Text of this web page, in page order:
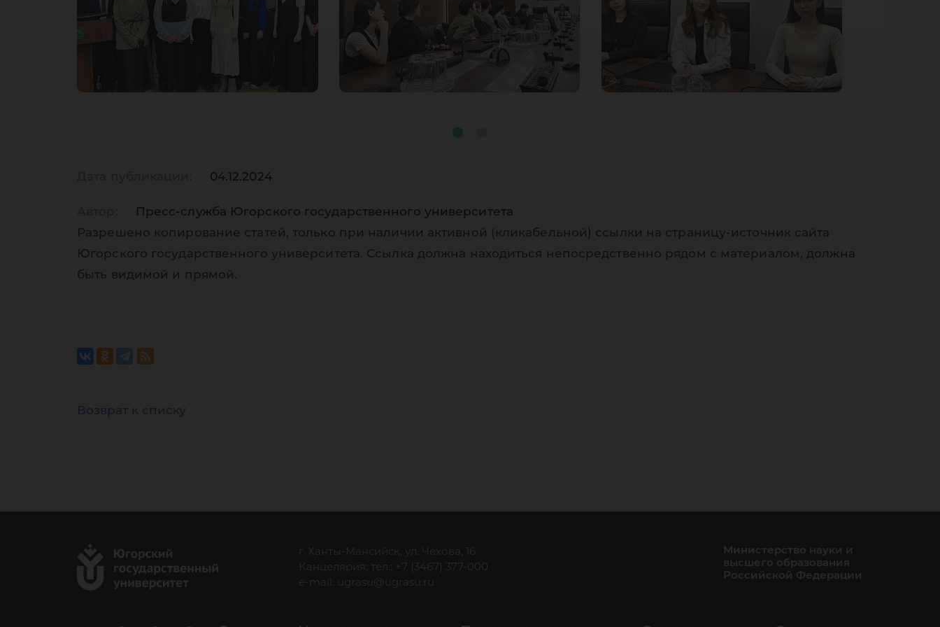
04.12.2024
Пресс-служба Югорского государственного университета
Разрешено копирование статей, только при наличии активной (кликабельной) ссылки на страницу-источник сайта
Югорского государственного университета. Ссылка должна находиться непосредственно рядом с материалом, должна
быть видимой и прямой.
Возврат к списку
г. Ханты-Мансийск, ул. Чехова, 16
Канцелярия: тел.: +7 (3467) 377-000
e-mail:
ugrasu@ugrasu.ru
Министерство науки и
высшего образования
Российской Федерации